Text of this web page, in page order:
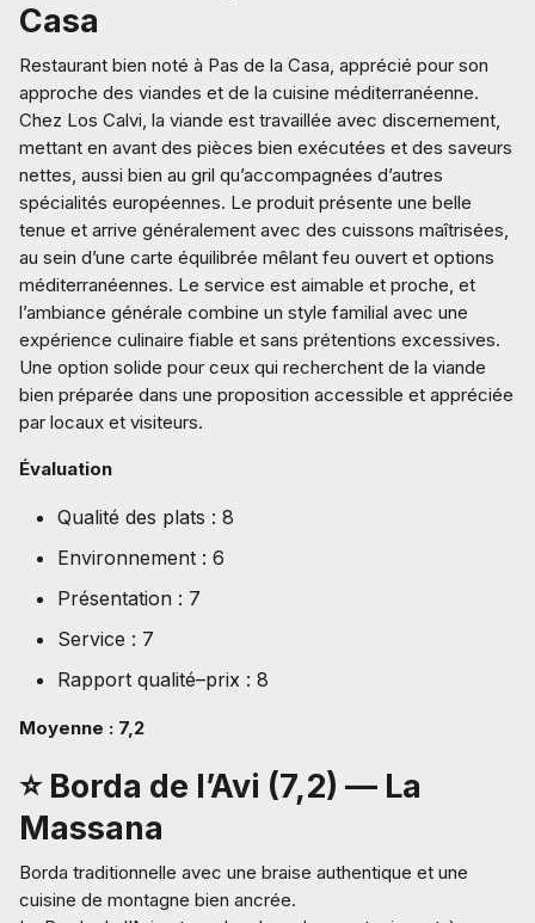
Casa
Restaurant bien noté à Pas de la Casa, apprécié pour son
approche des viandes et de la cuisine méditerranéenne.
Chez Los Calvi, la viande est travaillée avec discernement,
mettant en avant des pièces bien exécutées et des saveurs
nettes, aussi bien au gril qu’accompagnées d’autres
spécialités européennes. Le produit présente une belle
tenue et arrive généralement avec des cuissons maîtrisées,
au sein d’une carte équilibrée mêlant feu ouvert et options
méditerranéennes. Le service est aimable et proche, et
l’ambiance générale combine un style familial avec une
expérience culinaire fiable et sans prétentions excessives.
Une option solide pour ceux qui recherchent de la viande
bien préparée dans une proposition accessible et appréciée
par locaux et visiteurs.
Évaluation
Qualité des plats : 8
Environnement : 6
Présentation : 7
Service : 7
Rapport qualité–prix : 8
Moyenne : 7,2
⭐ Borda de l’Avi (7,2) — La
Massana
Borda traditionnelle avec une braise authentique et une
cuisine de montagne bien ancrée.